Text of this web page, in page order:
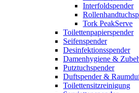
Interfoldspender
Tork PeakServe
Toilettenpapierspender
Seifenspender
Desinfektionsspender
Damenhygiene &
Putztuchspender
Duftspender &
Toilettensitzreinigung